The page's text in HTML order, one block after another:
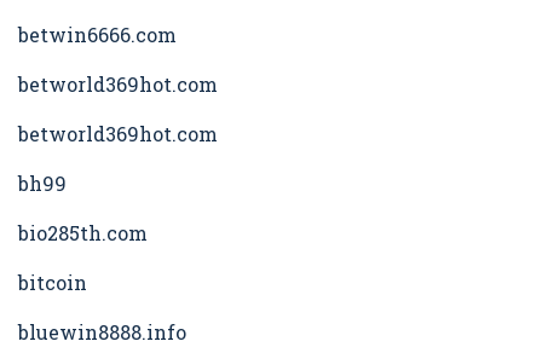
betwin6666.com
betworld369hot.com
betworld369hot.com
bh99
bio285th.com
bitcoin
bluewin8888.info